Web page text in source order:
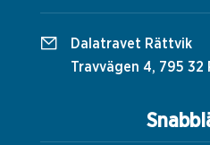
Dalatravet Rättvik
Travvägen 4, 795 32